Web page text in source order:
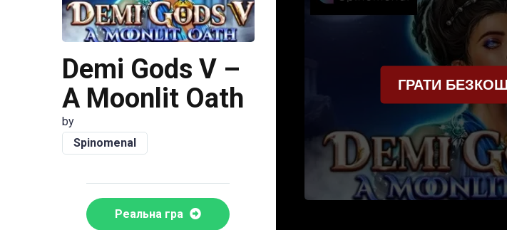
Demi Gods V –
A Moonlit Oath
by
Spinomenal
Реальна гра
ГРАТИ